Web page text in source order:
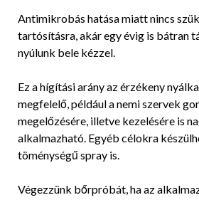
Antimikrobás hatása miatt nincs
tartósításra, akár egy évig is bátran
nyúlunk bele kézzel.
Ez a hígítási arány az érzékeny
megfelelő, például a nemi szervek
megelőzésére, illetve kezelésére is
alkalmazható. Egyéb célokra
töménységű spray is.
Végezzünk bőrpróbát, ha az